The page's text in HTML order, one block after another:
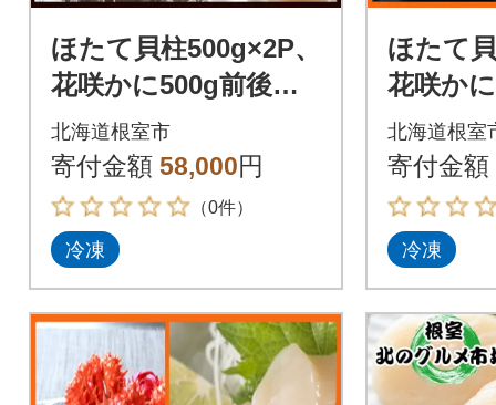
ほたて貝柱500g×2P、
花咲かに500g前後～6
50g前後×5尾 D-36027
北海道根室市
寄付金額 58,000円
（0件）
冷凍
ほたて
花咲か
50g前後
北海道根室
寄付金額
冷凍